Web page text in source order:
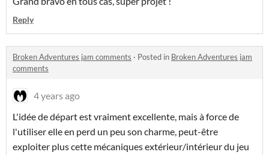
Reply
Broken Adventures jam comments · Posted in Broken Adventures jam
comments
4 years ago
L'idée de départ est vraiment excellente, mais à force de
l'utiliser elle en perd un peu son charme, peut-être
exploiter plus cette mécaniques extérieur/intérieur du jeu